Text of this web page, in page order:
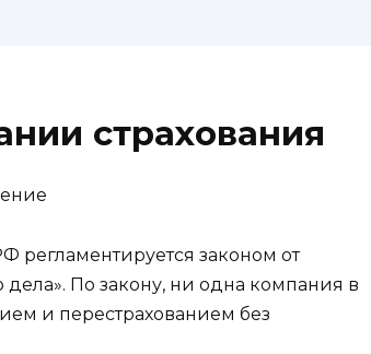
страхования
регламентируется законом от
дела». По закону, ни одна компания в
и перестрахованием без